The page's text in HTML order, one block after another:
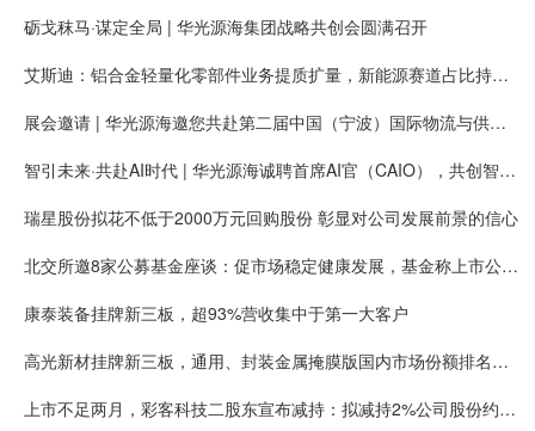
砺戈秣马·谋定全局 | 华光源海集团战略共创会圆满召开
艾斯迪：铝合金轻量化零部件业务提质扩量，新能源赛道占比持续提高
展会邀请 | 华光源海邀您共赴第二届中国（宁波）国际物流与供应链博览会，展位号：T01
智引未来·共赴AI时代 | 华光源海诚聘首席AI官（CAIO），共创智慧物流新未来！
瑞星股份拟花不低于2000万元回购股份 彰显对公司发展前景的信心
北交所邀8家公募基金座谈：促市场稳定健康发展，基金称上市公司质量持续提升
康泰装备挂牌新三板，超93%营收集中于第一大客户
高光新材挂牌新三板，通用、封装金属掩膜版国内市场份额排名第一
上市不足两月，彩客科技二股东宣布减持：拟减持2%公司股份约可套现5008万元